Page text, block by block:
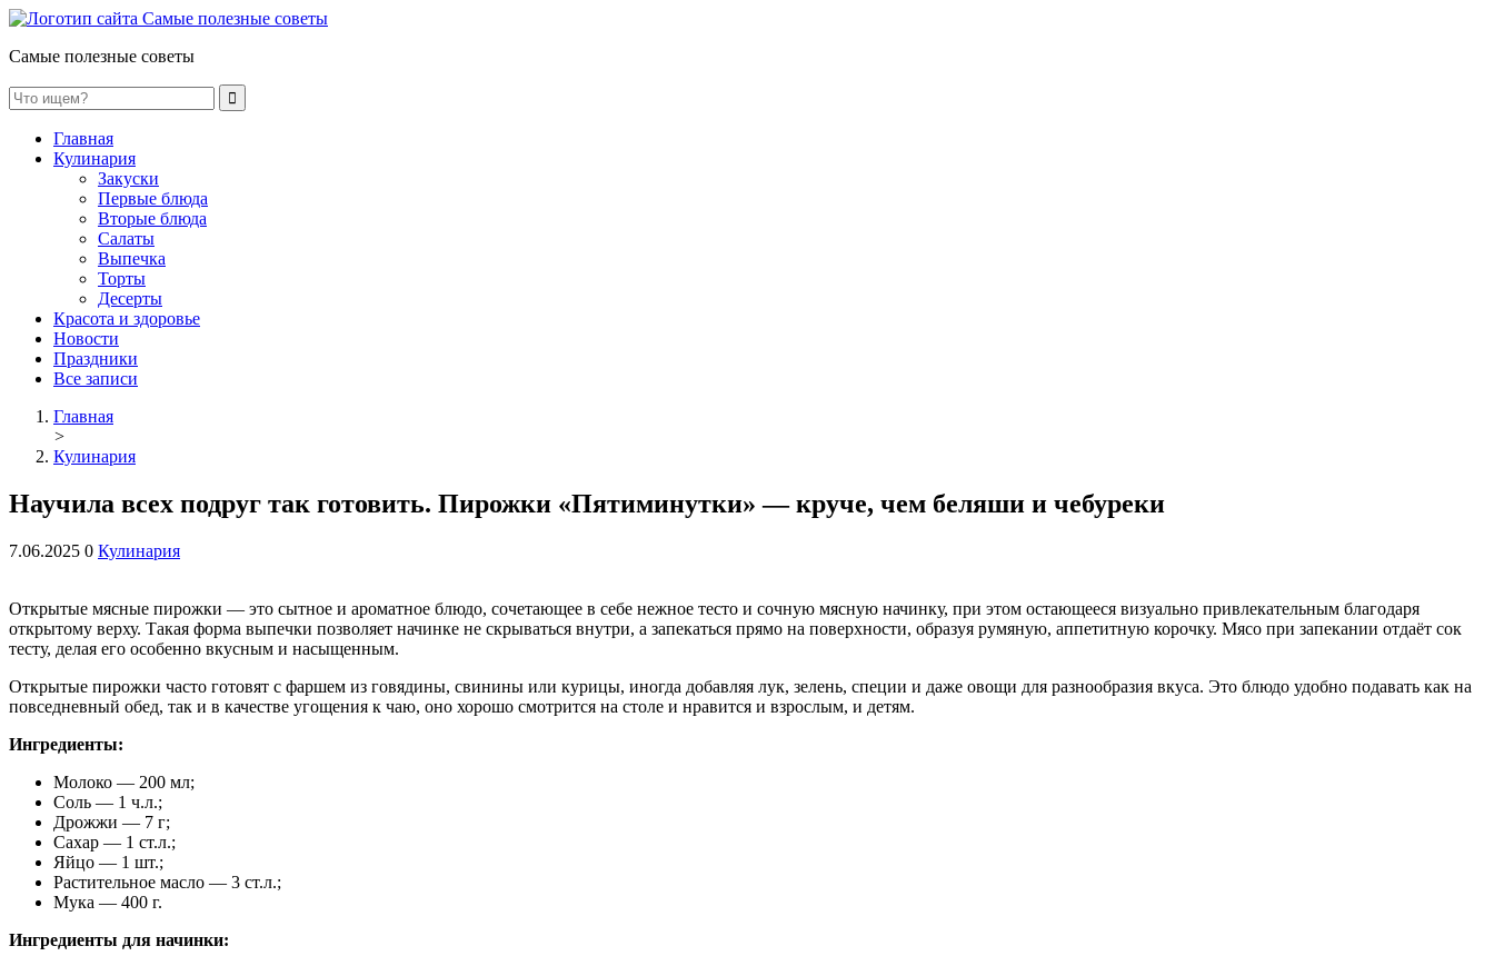
Самые полезные советы
Главная
Кулинария
Закуски
Первые блюда
Вторые блюда
Салаты
Выпечка
Торты
Десерты
Красота и здоровье
Новости
Праздники
Все записи
Главная
>
Кулинария
Научила всех подруг так готовить. Пирожки «Пятиминутки» — круче, чем беляши и чебуреки
7.06.2025 0 Кулинария
Открытые мясные пирожки — это сытное и ароматное блюдо, сочетающее в себе нежное тесто и сочную мясную начинку, при этом остающееся визуально привлекательным благодаря
открытому верху. Такая форма выпечки позволяет начинке не скрываться внутри, а запекаться прямо на поверхности, образуя румяную, аппетитную корочку. Мясо при запекании отдаёт сок
тесту, делая его особенно вкусным и насыщенным.
Открытые пирожки часто готовят с фаршем из говядины, свинины или курицы, иногда добавляя лук, зелень, специи и даже овощи для разнообразия вкуса. Это блюдо удобно подавать как на
повседневный обед, так и в качестве угощения к чаю, оно хорошо смотрится на столе и нравится и взрослым, и детям.
Ингредиенты:
Молоко — 200 мл;
Соль — 1 ч.л.;
Дрожжи — 7 г;
Сахар — 1 ст.л.;
Яйцо — 1 шт.;
Растительное масло — 3 ст.л.;
Мука — 400 г.
Ингредиенты для начинки: